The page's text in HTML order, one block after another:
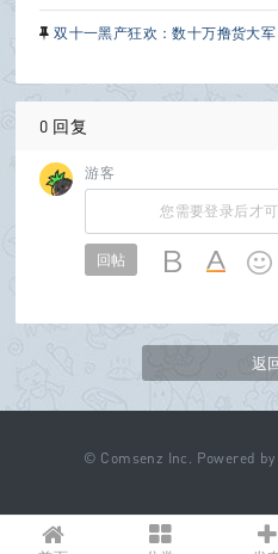
双十一黑产狂欢：数十万撸货大
0 回复
游客
您需要登录后才
回帖
返
© Comsenz Inc. Powered by